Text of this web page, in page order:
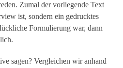
Zumal der vorliegende Text
ist, sondern ein gedrucktes
Formulierung war, dann
sagen? Vergleichen wir anhand